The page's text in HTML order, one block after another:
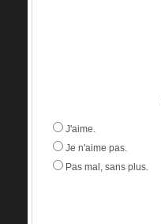
J'aime.
Je n'aime pas.
Pas mal, sans plus.